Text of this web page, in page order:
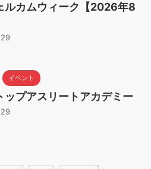
ルカムウィーク【2026年8
イベント
ップアスリートアカデミー